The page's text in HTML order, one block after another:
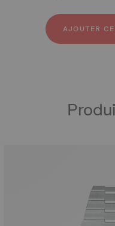
Cuir
Caoutchouc
AJOUTER